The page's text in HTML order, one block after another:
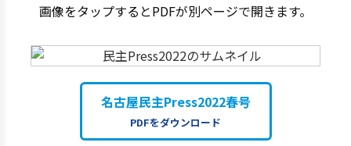
画像をタップするとPDFが別ページで開きます。
名古屋民主Press2022春号
PDFをダウンロード